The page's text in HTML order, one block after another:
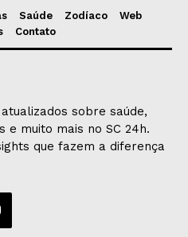
Saúde Zodíaco
Web
Contato
sobre saúde,
e muito mais no SC 24h.
que fazem a diferença